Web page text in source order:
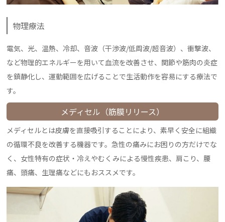
物理療法
電気、光、温熱、冷却、音波（干渉波/低周波/超音波）、衝撃波、
など物理的エネルギーを用いて血流を改善させ、関節や筋肉の炎症
を鎮静化し、運動範囲を広げることで生活動作を容易にする療法で
す。
メディセル（筋膜リリース）
メディセルとは皮膚を直接吸引することにより、素早く安全に組織
の循環不良を改善する機器です。急性の痛みにお困りの方だけでな
く、女性特有の症状・冷えやむくみによる慢性疾患、肩こり、腰
痛、頭痛、生理痛などにもおススメです。